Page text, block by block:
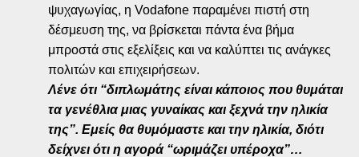
ψυχαγωγίας, η Vodafone παραμένει πιστή στη
δέσμευση της, να βρίσκεται πάντα ένα βήμα
μπροστά στις εξελίξεις και να καλύπτει τις ανάγκες
πολιτών και επιχειρήσεων.
Λένε ότι “διπλωμάτης είναι κάποιος που θυμάται
τα γενέθλια μιας γυναίκας και ξεχνά την ηλικία
της”. Εμείς θα θυμόμαστε και την ηλικία, διότι
δείχνει ότι η αγορά “ωριμάζει υπέροχα”…